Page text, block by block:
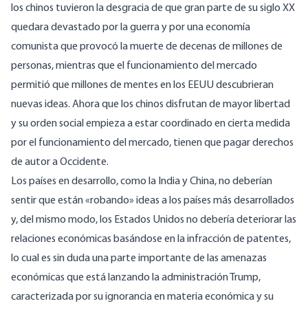
los chinos tuvieron la desgracia de que gran parte de su siglo XX
quedara devastado por la guerra y por una economía
comunista que provocó la muerte de decenas de millones de
personas, mientras que el funcionamiento del mercado
permitió que millones de mentes en los EEUU descubrieran
nuevas ideas. Ahora que los chinos disfrutan de mayor libertad
y su orden social empieza a estar coordinado en cierta medida
por el funcionamiento del mercado, tienen que pagar derechos
de autor a Occidente.
Los países en desarrollo, como la India y China, no deberían
sentir que están «robando» ideas a los países más desarrollados
y, del mismo modo, los Estados Unidos no debería deteriorar las
relaciones económicas basándose en la infracción de patentes,
lo cual es sin duda una parte importante de las amenazas
económicas que está lanzando la administración Trump,
caracterizada por su ignorancia en materia económica y su